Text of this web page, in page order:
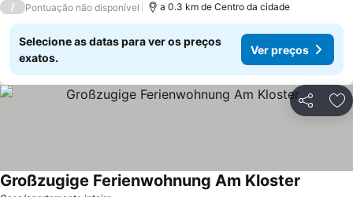
/ Pontuação não disponível a 0.3 km de Centro da cidade
Selecione as datas para ver os preços
exatos.
Ver preços
Partilhar
Großzugige Ferienwohnung Am Kloster